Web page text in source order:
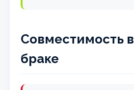
Совместимость
браке